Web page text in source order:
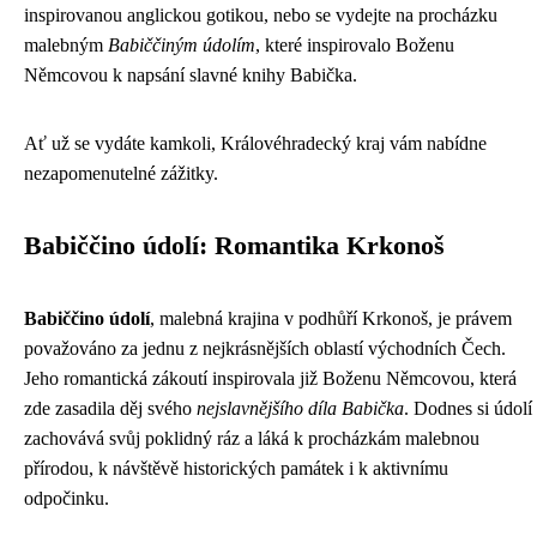
inspirovanou anglickou gotikou, nebo se vydejte na procházku
malebným Babiččiným údolím, které inspirovalo Boženu
Němcovou k napsání slavné knihy Babička.
Ať už se vydáte kamkoli, Královéhradecký kraj vám nabídne
nezapomenutelné zážitky.
Babiččino údolí: Romantika Krkonoš
Babiččino údolí, malebná krajina v podhůří Krkonoš, je právem
považováno za jednu z nejkrásnějších oblastí východních Čech.
Jeho romantická zákoutí inspirovala již Boženu Němcovou, která
zde zasadila děj svého nejslavnějšího díla Babička. Dodnes si údolí
zachovává svůj poklidný ráz a láká k procházkám malebnou
přírodou, k návštěvě historických památek i k aktivnímu
odpočinku.